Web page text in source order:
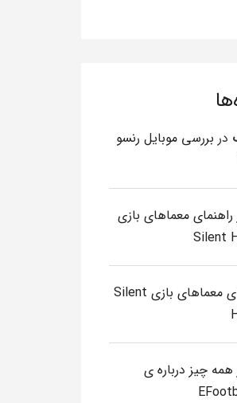
در بررسی موبایل رنسو
راهنمای معماهای بازی
Silent
راهنمای معماهای بازی Silent
همه چیز درباره ی